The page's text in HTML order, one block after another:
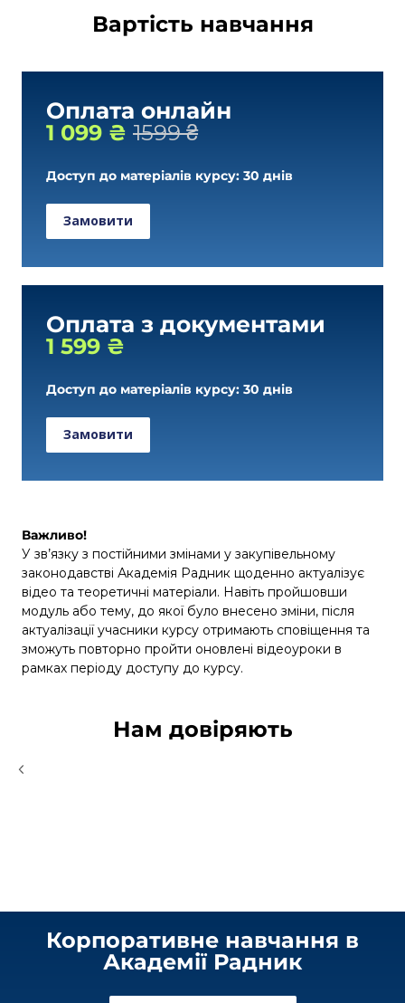
Вартість навчання
Оплата онлайн
1 099 ₴ 1599 ₴
Доступ до матеріалів курсу: 30 днів
Замовити
Оплата з документами
1 599 ₴
Доступ до матеріалів курсу: 30 днів
Замовити
Важливо!
У зв’язку з постійними змінами у закупівельному
законодавстві Академія Радник щоденно актуалізує
відео та теоретичні матеріали. Навіть пройшовши
модуль або тему, до якої було внесено зміни, після
актуалізації учасники курсу отримають сповіщення та
зможуть повторно пройти оновлені відеоуроки в
рамках періоду доступу до курсу.
Нам довіряють
Корпоративне навчання в
Академії Радник